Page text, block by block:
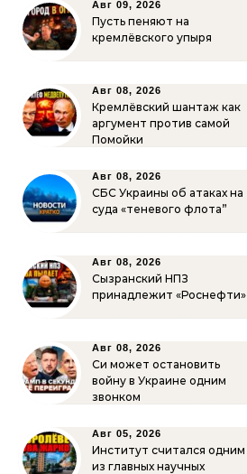
Авг 09, 2026
Пусть пеняют на
кремлёвского упыря
Авг 08, 2026
Кремлёвский шантаж как
аргумент против самой
Помойки
Авг 08, 2026
СБС Украины об атаках на
суда «теневого флота”
Авг 08, 2026
Сызранский НПЗ
принадлежит «Роснефти»
Авг 08, 2026
Си может остановить
войну в Украине одним
звонком
Авг 05, 2026
Институт считался одним
из главных научных